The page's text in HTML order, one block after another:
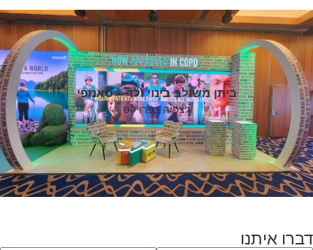
ביתן משולב בינוי ולד – סאנופי
לצפיה בפרויקט
דברו איתנו